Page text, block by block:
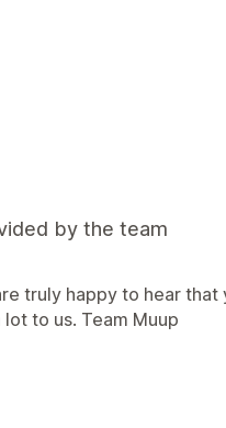
by the team
truly happy to hear
to us. Team Muup